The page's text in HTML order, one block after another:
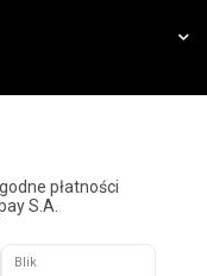
płatności
S.A.
Blik